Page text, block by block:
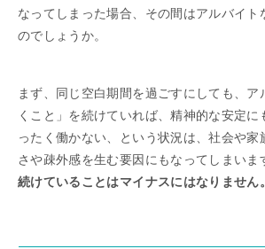
なってしまった場合、その間はアルバイト
のでしょうか。
まず、同じ空白期間を過ごすにしても、ア
くこと」を続けていれば、精神的な安定に
ったく働かない、という状況は、社会や家
さや疎外感を生む要因にもなってしまいま
続けていることはマイナスにはなりません。